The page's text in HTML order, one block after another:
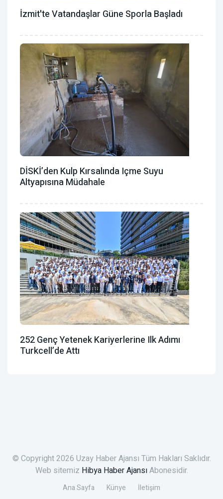
İzmit'te Vatandaşlar Güne Sporla Başladı
DİSKİ’den Kulp Kırsalında Içme Suyu
Altyapısına Müdahale
252 Genç Yetenek Kariyerlerine Ilk Adımı
Turkcell’de Attı
© Copyright 2026 Uzay Haber Ajansı Tüm Hakları Saklıdır.
Web sitemiz Hibya Haber AjansıAbonesidir.
Ana Sayfa Künye İletişim